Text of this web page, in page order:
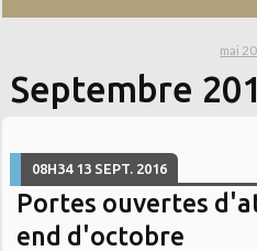
mai
Septembre
08H34 13 SEPT. 2016
Portes ouvertes
end d'octobre